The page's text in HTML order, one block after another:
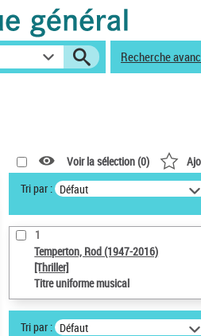
Recherche
Voir la sélection (0)
Tri par : Défaut
1
Temperton, Rod (1947-2016)
[Thriller]
Titre uniforme musical
Tri par : Défaut